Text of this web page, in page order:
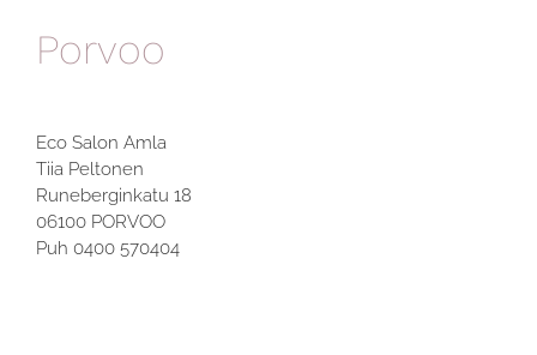
Porvoo
Eco Salon Amla
Tiia Peltonen
Runeberginkatu 18
06100 PORVOO
Puh 0400 570404